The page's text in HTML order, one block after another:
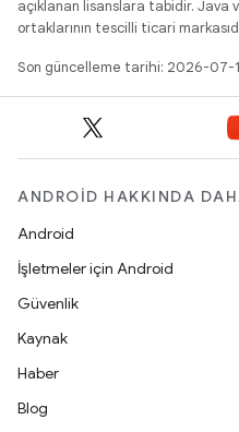
açıklanan lisanslara tabidir. Java
ortaklarının tescilli ticari
Son güncelleme tarihi: 2026-07-
ANDROID HAKKINDA
Android
İşletmeler için Android
Güvenlik
Kaynak
Haber
Blog